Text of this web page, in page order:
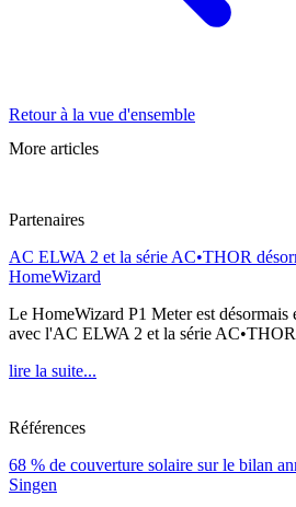
Retour à la vue d'ensemble
More articles
Partenaires
AC ELWA 2 et la série AC•THOR
HomeWizard
Le HomeWizard P1 Meter est désormais
avec l'AC ELWA 2 et la série
lire la suite...
Références
68 % de couverture solaire sur le bilan
Singen